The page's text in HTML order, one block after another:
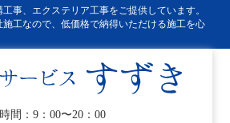
事、エクステリア工事をご提供しています。
工なので、低価格で納得いただける施工を心
間：9：00〜20：00